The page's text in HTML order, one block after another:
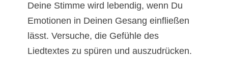
Deine Stimme wird lebendig, wenn Du
Emotionen in Deinen Gesang einfließen
lässt. Versuche, die Gefühle des
Liedtextes zu spüren und auszudrücken.